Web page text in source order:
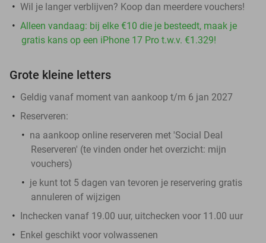
Wil je langer verblijven? Koop dan meerdere vouchers!
Alleen vandaag: bij elke €10 die je besteedt, maak je
gratis kans op een iPhone 17 Pro t.w.v. €1.329!
Grote kleine letters
Geldig vanaf moment van aankoop t/m 6 jan 2027
Reserveren:
na aankoop online reserveren met 'Social Deal
Reserveren' (te vinden onder het overzicht: mijn
vouchers)
je kunt tot 5 dagen van tevoren je reservering gratis
annuleren of wijzigen
Inchecken vanaf 19.00 uur, uitchecken voor 11.00 uur
Enkel geschikt voor volwassenen